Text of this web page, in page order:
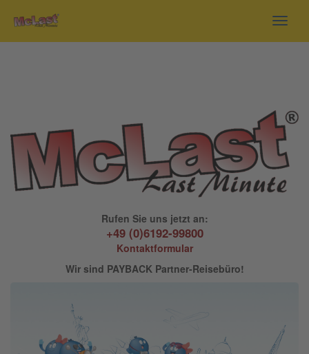
Rufen Sie uns jetzt an:
+49 (0)6192-99800
Kontaktformular
Wir sind PAYBACK Partner-Reisebüro!